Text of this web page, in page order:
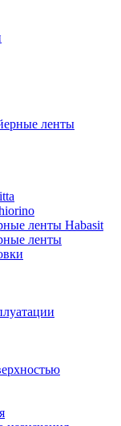
ленты
ленты Habasit
ленты